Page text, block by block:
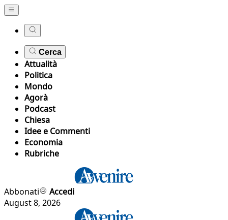
Cerca
Attualità
Politica
Mondo
Agorà
Podcast
Chiesa
Idee e Commenti
Economia
Rubriche
Abbonati
Accedi
August 8, 2026